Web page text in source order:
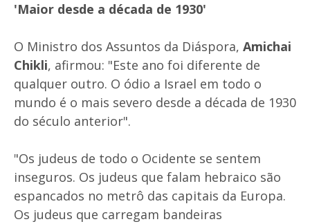
'Maior desde a década de 1930'
O Ministro dos Assuntos da Diáspora, Amichai
Chikli, afirmou: "Este ano foi diferente de
qualquer outro. O ódio a Israel em todo o
mundo é o mais severo desde a década de 1930
do século anterior".
"Os judeus de todo o Ocidente se sentem
inseguros. Os judeus que falam hebraico são
espancados no metrô das capitais da Europa.
Os judeus que carregam bandeiras